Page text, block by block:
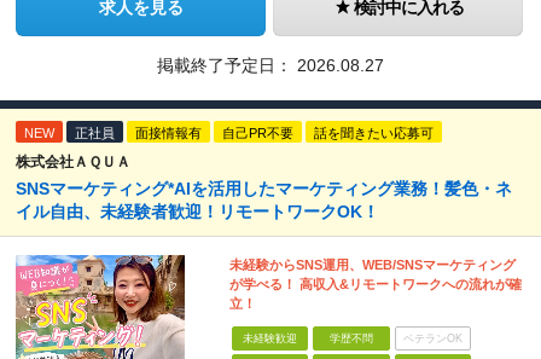
求人を見る 検討中に入れる
掲載終了予定日： 2026.08.27
NEW 正社員 面接情報有 自己PR不要 話を聞きたい応募可
株式会社ＡＱＵＡ
SNSマーケティング*AIを活用したマーケティング業務！髪色・ネ
イル自由、未経験者歓迎！リモートワークOK！
未経験からSNS運用、WEB/SNSマーケティング
が学べる！ 高収入&リモートワークへの流れが確
立！
未経験歓迎 学歴不問 ベテランOK